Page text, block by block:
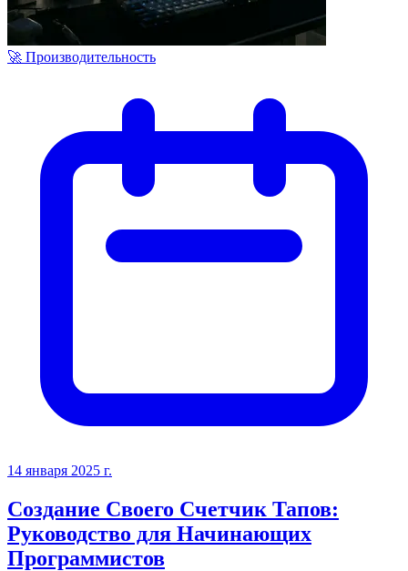
🚀 Производительность
14 января 2025 г.
Создание Своего Счетчик Тапов:
Руководство для Начинающих
Программистов